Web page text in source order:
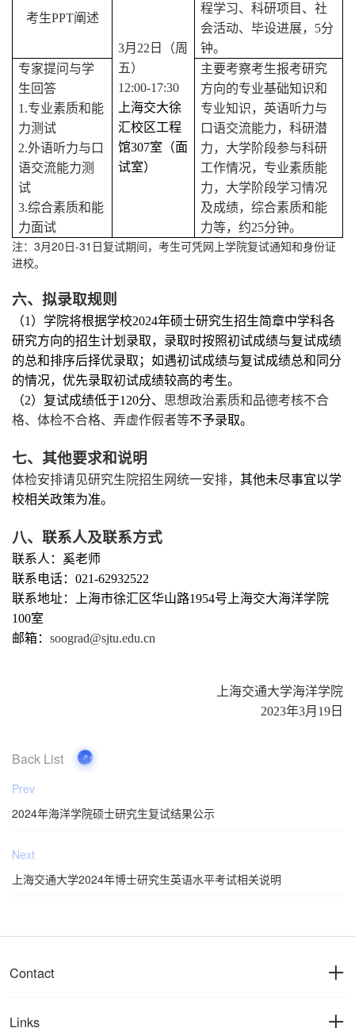
考生PPT阐述
3月22日（周
五）
12:00-17:30
上海交大徐
汇校区工程
馆307室（面
试室）
程学习、科研项目、社
会活动、毕设进展，5分
钟。
专家提问与学
生回答
1.专业素质和能
力测试
2.外语听力与口
语交流能力测
试
3.综合素质和能
力面试
主要考察考生报考研究
方向的专业基础知识和
专业知识，英语听力与
口语交流能力，科研潜
力，大学阶段参与科研
工作情况，专业素质能
力，大学阶段学习情况
及成绩，综合素质和能
力等，约25分钟。
注：3月20日-31日复试期间，考生可凭网上学院复试通知和身份证
进校。
六、拟录取规则
（1）学院将根据学校2024年硕士研究生招生简章中学科各
研究方向的招生计划录取，录取时按照初试成绩与复试成绩
的总和排序后择优录取；如遇初试成绩与复试成绩总和同分
的情况，优先录取初试成绩较高的考生。
（2）复试成绩低于120分、 思想政治素质和品德考核不合
格、体检不合格、弄虚作假者等不予录取。
七、其他要求和说明
体检安排请见研究生院招生网统一安排， 其他未尽事宜以学
校相关政策为准。
八、联系人及联系方式
联系人：奚老师
联系电话：021-62932522
联系地址：上海市徐汇区华山路1954号上海交大海洋学院
100室
邮箱： soograd@sjtu.edu.cn
上海交通大学海洋学院
2023年3月19日
Back List
Prev
2024年海洋学院硕士研究生复试结果公示
Next
上海交通大学2024年博士研究生英语水平考试相关说明
Links
Contact